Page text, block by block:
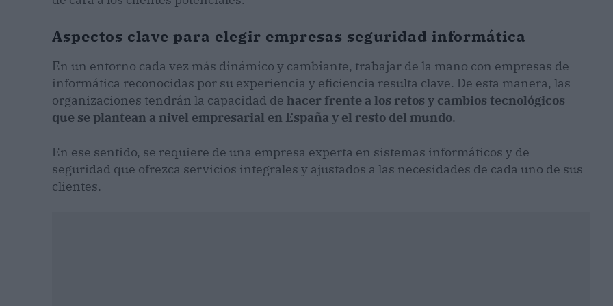
Aspectos clave para elegir empresas seguridad informática
En un entorno cada vez más dinámico y cambiante, trabajar de la mano con empresas de
informática reconocidas por su experiencia y eficiencia resulta clave. De esta manera, las
organizaciones tendrán la capacidad de hacer frente a los retos y cambios tecnológicos
que se plantean a nivel empresarial en España y el resto del mundo.
En ese sentido, se requiere de una empresa experta en sistemas informáticos y de
seguridad que ofrezca servicios integrales y ajustados a las necesidades de cada uno de sus
clientes.